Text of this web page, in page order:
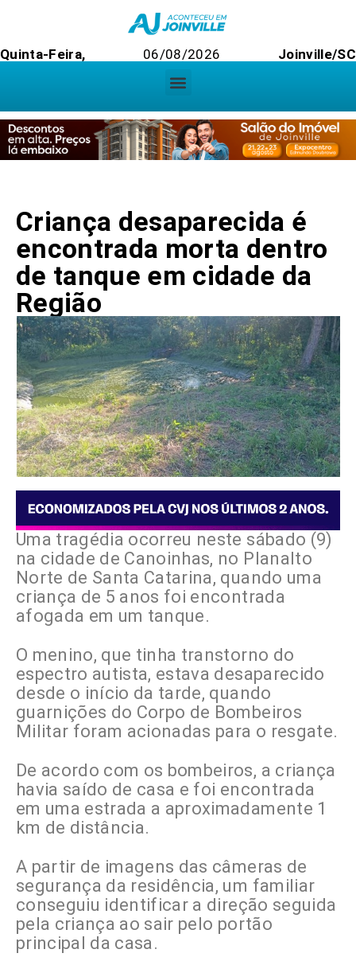
Quinta-Feira, 06/08/2026 Joinville/SC
Criança desaparecida é
encontrada morta dentro
de tanque em cidade da
Região
Uma tragédia ocorreu neste sábado (9)
na cidade de Canoinhas, no Planalto
Norte de Santa Catarina, quando uma
criança de 5 anos foi encontrada
afogada em um tanque.
O menino, que tinha transtorno do
espectro autista, estava desaparecido
desde o início da tarde, quando
guarnições do Corpo de Bombeiros
Militar foram acionadas para o resgate.
De acordo com os bombeiros, a criança
havia saído de casa e foi encontrada
em uma estrada a aproximadamente 1
km de distância.
A partir de imagens das câmeras de
segurança da residência, um familiar
conseguiu identificar a direção seguida
pela criança ao sair pelo portão
principal da casa.